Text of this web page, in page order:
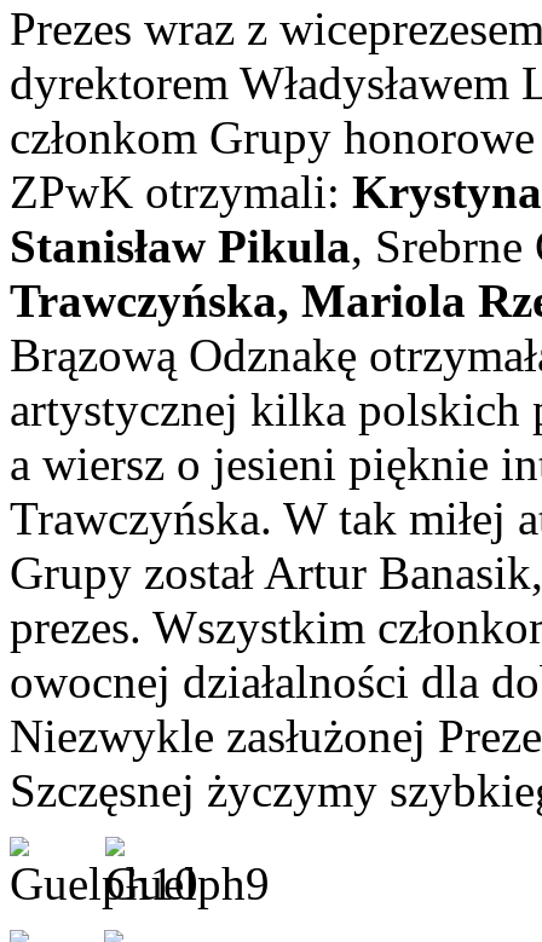
Prezes wraz z
dyrektorem
członkom Grupy
ZPwK otrzymali:
Stanisław Pikula,
Trawczyńska, Mariola
Brązową Odznakę
artystycznej kilka polskich
a wiersz o jesieni pięknie
Trawczyńska. W tak miłej
Grupy został Artur
prezes. Wszystkim
owocnej działalności dla
Niezwykle zasłużonej
Szczęsnej życzymy